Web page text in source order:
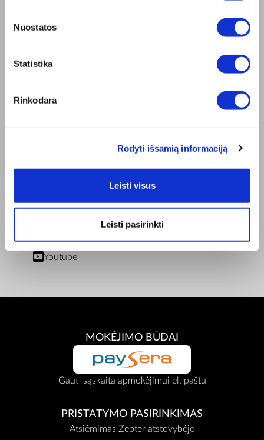
Nuostatos
Statistika
Rinkodara
Rodyti išsamią informaciją
Leisti visus
Leisti pasirinkti
Apie mus
Susisiekite su mumis
TAISYKLĖS
Elektroninės parduotuvės Taisyklės
Pristatymo sąlygos ir mokėjimo būdas
BENDRAUKIME
Facebook
Youtube
MOKĖJIMO BŪDAI
Gauti sąskaitą apmokėjimui el. paštu
PRISTATYMO PASIRINKIMAS
Atsiėmimas Zepter atstovybėje